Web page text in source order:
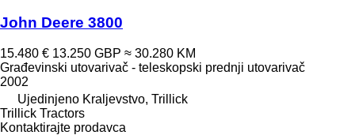
John Deere 3800
15.480 € 13.250 GBP ≈ 30.280 KM
Građevinski utovarivač - teleskopski prednji utovarivač
2002
Ujedinjeno Kraljevstvo, Trillick
Trillick Tractors
Kontaktirajte prodavca